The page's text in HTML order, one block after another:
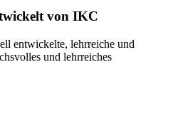
von IKC
entwickelte, lehrreiche und
und lehrreiches